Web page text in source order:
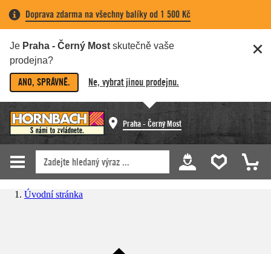
Doprava zdarma na všechny balíky od 1 500 Kč
Je Praha - Černý Most skutečně vaše
prodejna?
ANO, SPRÁVNĚ. Ne, vybrat jinou prodejnu.
Praha - Černý Most
Úvodní stránka